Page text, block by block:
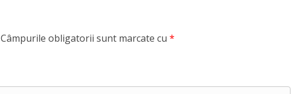
Câmpurile obligatorii sunt marcate cu *